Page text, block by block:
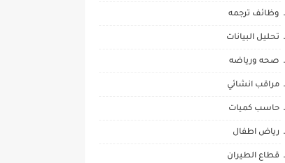
وظائف ترجمه
تحليل البيانات
صحه ورياضه
مراقب انشائي
حاسب كميات
رياض اطفال
قطاع الطيران